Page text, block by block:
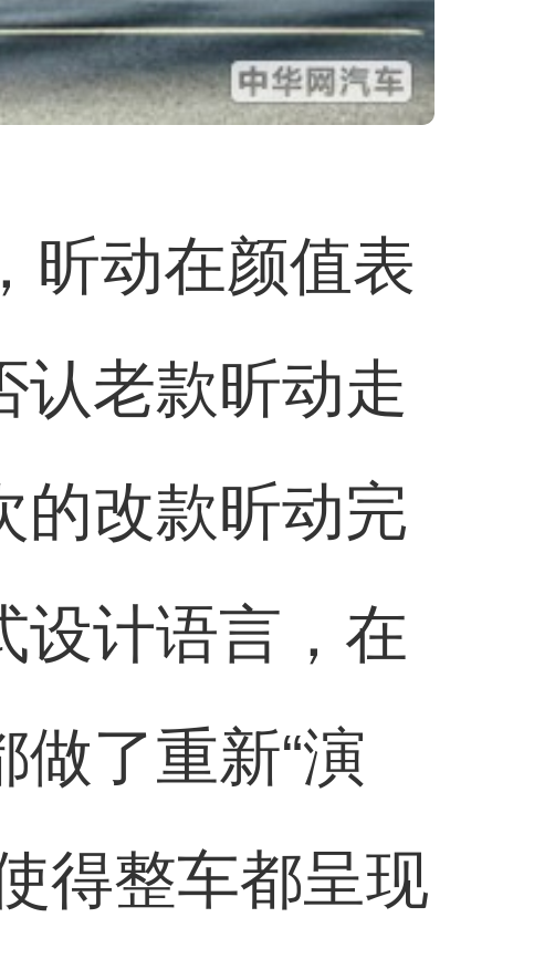
昕动在颜值表
认老款昕动走
的改款昕动完
设计语言，在
了重新“演
得整车都呈现